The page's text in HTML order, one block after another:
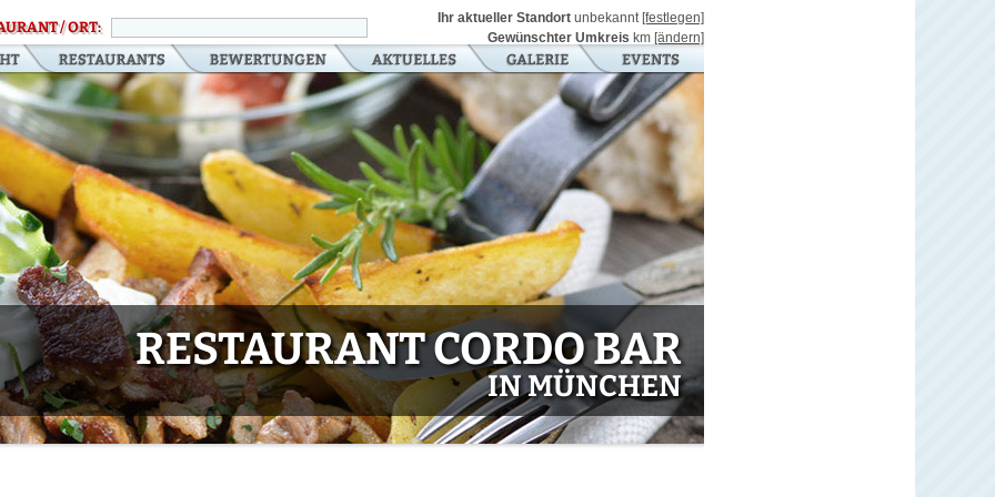
/ ORT:
Ihr aktueller Standort unbekannt [festlegen]
Gewünschter Umkreis km [ändern]
RESTAURANT CORDO BAR
IN MÜNCHEN